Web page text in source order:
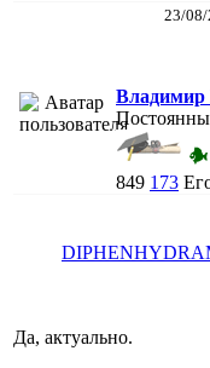
23/08/
Владимир
849 173
Да, актуально.